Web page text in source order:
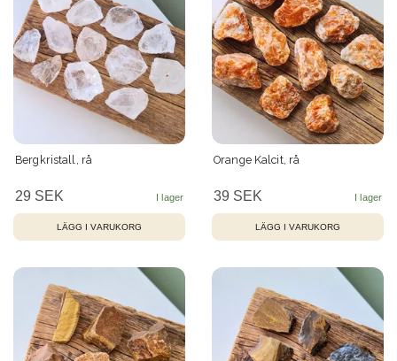
Bergkristall, rå
29 SEK
LÄGG I VARUKORG
Orange Kalcit, rå
39 SEK
LÄGG I VARUKORG